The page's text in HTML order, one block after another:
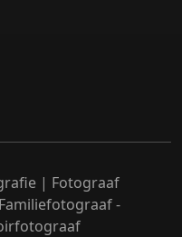
| Fotograaf
-